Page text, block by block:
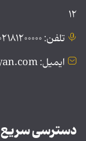
۱۲
تلفن: ۰۲۱۸۱۲۰۰۰۰۰
ایمیل: public@tebyan.com
دسترسی سریع